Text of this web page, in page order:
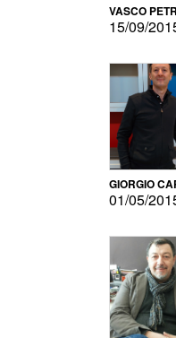
VASCO
15/09/
GIORGIO
01/05/